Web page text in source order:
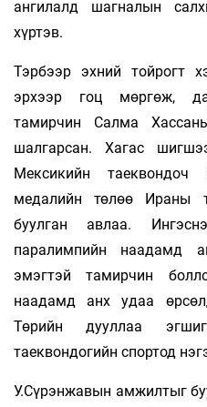
ангилалд шагналын
хүртэв.
Тэрбээр эхний тойрогт
эрхээр гоц мөргөж,
тамирчин Салма
шалгарсан. Хагас
Мексикийн
медалийн төлөө Ираны
буулган авлаа.
паралимпийн наадамд
эмэгтэй тамирчин
наадамд анх удаа
Төрийн дууллаа
таеквондогийн спортод
У.Сүрэнжавын амжилтыг